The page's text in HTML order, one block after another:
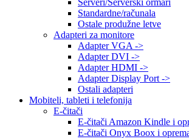
Serveri/Serverski ormari
Standardne/računala
Ostale produžne letve
Adapteri za monitore
Adapter VGA ->
Adapter DVI ->
Adapter HDMI ->
Adapter Display Port ->
Ostali adapteri
Mobiteli, tableti i telefonija
E-čitači
E-čitači Amazon Kindle i
E-čitači Onyx Boox i